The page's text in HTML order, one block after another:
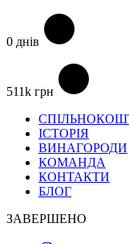
0 днів
511k грн
ІСТОРІЯ
ВИНАГОРОДИ
КОМАНДА
КОНТАКТИ
БЛОГ
ЗАВЕРШЕНО